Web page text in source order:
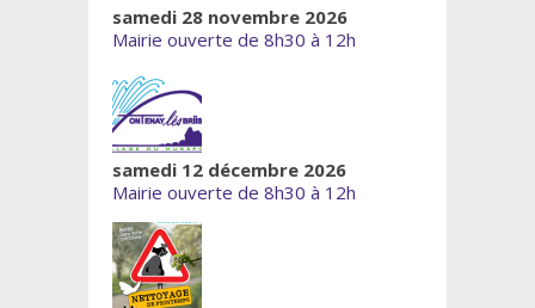
samedi 28 novembre 2026
Mairie ouverte de 8h30 à 12h
samedi 12 décembre 2026
Mairie ouverte de 8h30 à 12h